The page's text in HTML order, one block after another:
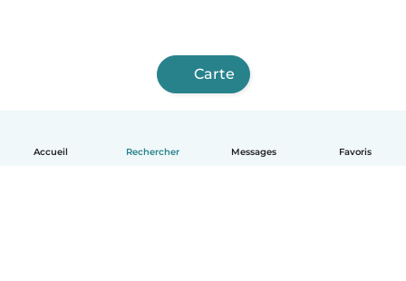
Accueil Rechercher Messages Favoris
Carte